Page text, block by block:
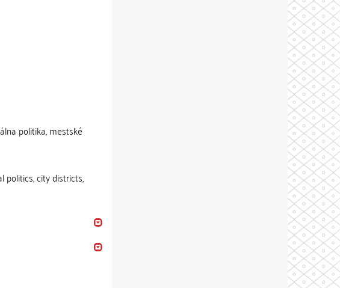
politika, mestské
politics, city districts,